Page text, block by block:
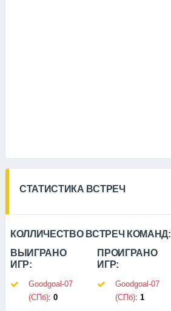
СТАТИСТИКА ВСТРЕЧ
КОЛЛИЧЕСТВО ВСТРЕЧ КОМАНД:
ВЫИГРАНО
ИГР:
Goodgoal-07
(СПб): 0
ПРОИГРАНО
ИГР:
Goodgoal-07
(СПб):1